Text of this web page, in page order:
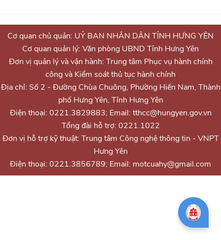
Cơ quan chủ quản: UỶ BAN NHÂN DÂN TỈNH HƯNG YÊN
Cơ quan quản lý: Văn phòng UBND Tỉnh Hưng Yên
Đơn vị quản lý và vận hành: Trung tâm Phục vụ hành chính
công và Kiểm soát thủ tục hành chính
Địa chỉ: Số 2 - Đường Chùa Chuông, Phường Hiến Nam, Thành
phố Hưng Yên, Tỉnh Hưng Yên
Điện thoại: 0221.3829883; Email: tthcc@hungyen.gov.vn
Tổng đài hỗ trợ: 0221.1022
Đơn vị hỗ trợ kỹ thuật: Trung tâm Công nghệ thông tin - VNPT
Hưng Yên
Điện thoại: 0221.3856789; Email: motcuahy@gmail.com